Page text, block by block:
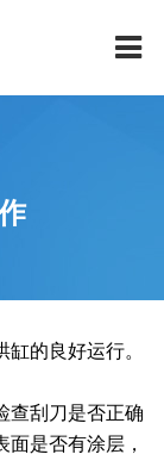
的良好运行。
查刮刀是否正确
是否有涂层，